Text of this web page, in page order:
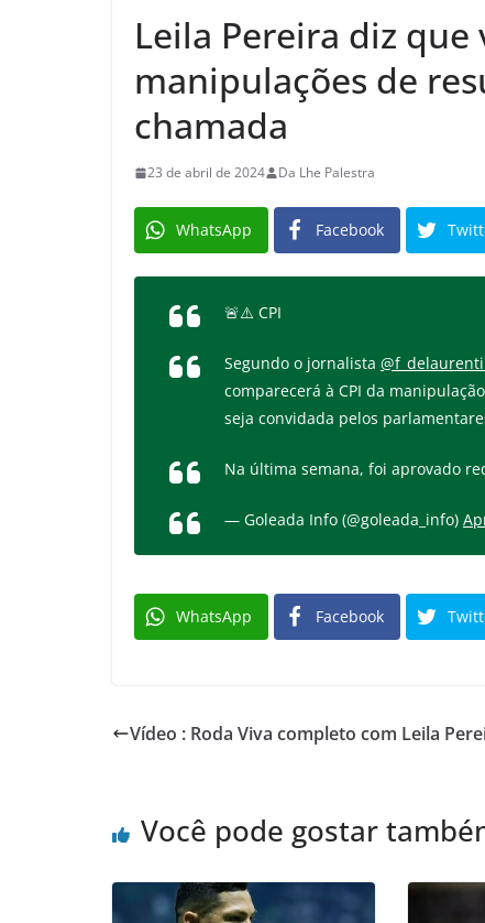
Leila Pereira diz que
manipulações de
chamada
23 de abril de 2024 Da Lhe Palestra
WhatsApp Facebook
🚨⚠️ CPI
Segundo o jornalista
comparecerá à CPI da
seja convidada pelos
Na última semana, foi aprovado
— Goleada Info (@goleada_info)
WhatsApp Facebook
Vídeo : Roda Viva completo com Leila
Você pode gostar